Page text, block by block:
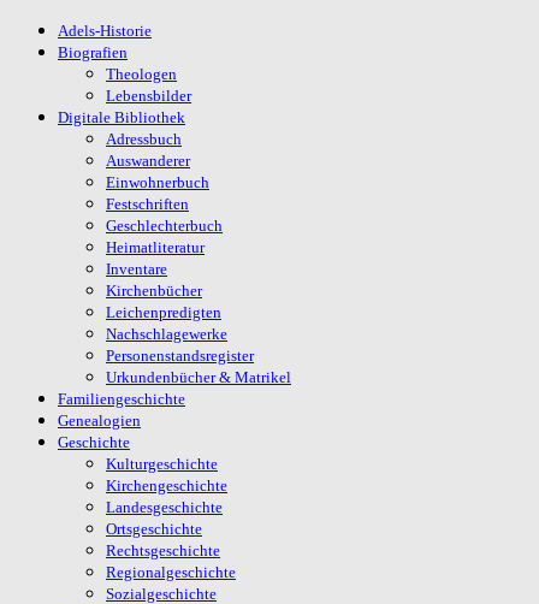
Adels-Historie
Biografien
Theologen
Lebensbilder
Digitale Bibliothek
Adressbuch
Auswanderer
Einwohnerbuch
Festschriften
Geschlechterbuch
Heimatliteratur
Inventare
Kirchenbücher
Leichenpredigten
Nachschlagewerke
Personenstandsregister
Urkundenbücher & Matrikel
Familiengeschichte
Genealogien
Geschichte
Kulturgeschichte
Kirchengeschichte
Landesgeschichte
Ortsgeschichte
Rechtsgeschichte
Regionalgeschichte
Sozialgeschichte